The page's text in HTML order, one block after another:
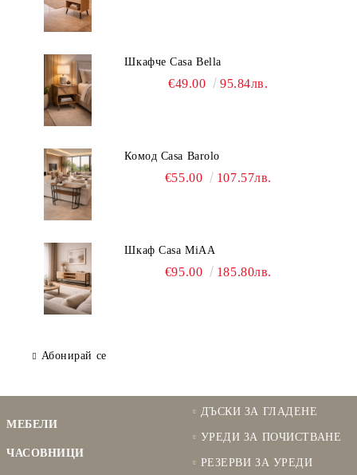
Шкафче Casa Bella
€49.00 95.84лв.
Комод Casa Barolo
€55.00 107.57лв.
Шкаф Casa MiAA
€95.00 185.80лв.
Абонирай се
МЕБЕЛИ
ЧАСОВНИЦИ
ДЪСКИ ЗА ГЛАДЕНЕ
УРЕДИ ЗА ПОЧИСТВАНЕ
РЕЗЕРВИ ЗА УРЕДИ